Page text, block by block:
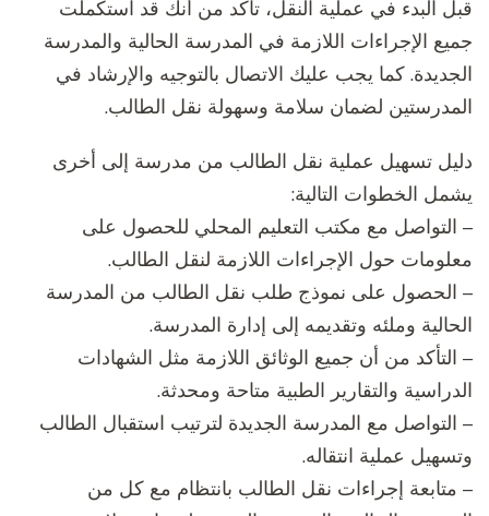
قبل البدء في عملية النقل، تأكد من أنك قد استكملت
جميع الإجراءات اللازمة في المدرسة الحالية والمدرسة
الجديدة. كما يجب عليك الاتصال بالتوجيه والإرشاد في
المدرستين لضمان سلامة وسهولة نقل الطالب.
دليل تسهيل عملية نقل الطالب من مدرسة إلى أخرى
يشمل الخطوات التالية:
– التواصل مع مكتب التعليم المحلي للحصول على
معلومات حول الإجراءات اللازمة لنقل الطالب.
– الحصول على نموذج طلب نقل الطالب من المدرسة
الحالية وملئه وتقديمه إلى إدارة المدرسة.
– التأكد من أن جميع الوثائق اللازمة مثل الشهادات
الدراسية والتقارير الطبية متاحة ومحدثة.
– التواصل مع المدرسة الجديدة لترتيب استقبال الطالب
وتسهيل عملية انتقاله.
– متابعة إجراءات نقل الطالب بانتظام مع كل من